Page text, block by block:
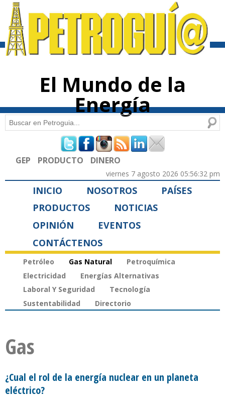
contenido
El Mundo de la
Energía
Formulario de búsqueda
Buscar
GEP PRODUCTO DINERO
viernes 7 agosto 2026 05:56:32 pm
INICIO NOSOTROS
PAÍSES
PRODUCTOS
NOTICIAS
OPINIÓN
EVENTOS
CONTÁCTENOS
Petróleo Gas Natural
Petroquímica
Electricidad
Energías Alternativas
Laboral Y Seguridad
Tecnología
Sustentabilidad
Directorio
Gas
¿Cual el rol de la energía nuclear en un planeta
eléctrico?